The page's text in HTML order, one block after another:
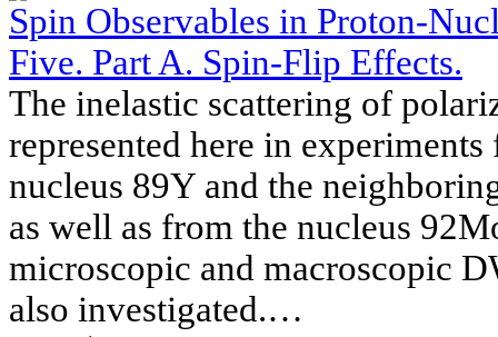
Spin Observables in Proton-
Five. Part A. Spin-Flip Effects.
The inelastic scattering of
represented here in
nucleus 89Y and the
as well as from the nucleus
microscopic and macroscopic
also investigated.…